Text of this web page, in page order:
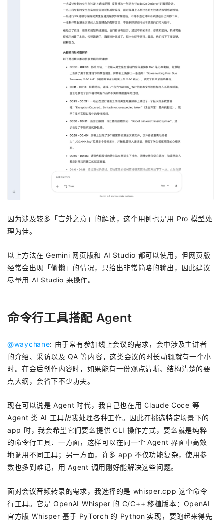
因为涉及较多「言外之意」的解读，这个用例也是用 Pro 模型处
理为佳。
以上方法在 Gemini 网页版和 AI Studio 都可以使用，但网页版
经常会出现「偷懒」的情况，只给出非常简略的输出，因此建议
尽量用 AI Studio 来操作。
命令行工具搭配 Agent
@waychane: 由于常有参加线上会议的需求，会中涉及主讲者
的介绍、采访以及 QA 等内容，这类会议的时长动辄就有一个小
时。在会后创作内容时，如果能有一份观点清晰、结构清楚的要
点大纲，会省下不少功夫。
现在可以说是 Agent 时代，我自己也在用 Claude Code 等
Agent 类 AI 工具帮我处理各种工作。因此在挑选特定场景下的
app 时，我会希望它们要么提供 CLI 操作方式，要么就是纯粹
的命令行工具：一方面，这样可以在同一个 Agent 界面中高效
地调用不同工具；另一方面，许多 app 不仅功能复杂，使用参
数也多到难记，用 Agent 调用刚好能解决这些问题。
面对会议音频转录的需求，我选择的是 whisper.cpp 这个命令
行工具。它是 OpenAI Whisper 的 C/C++ 移植版本：OpenAI
官方版 Whisper 基于 PyTorch 的 Python 实现，要跑起来得先